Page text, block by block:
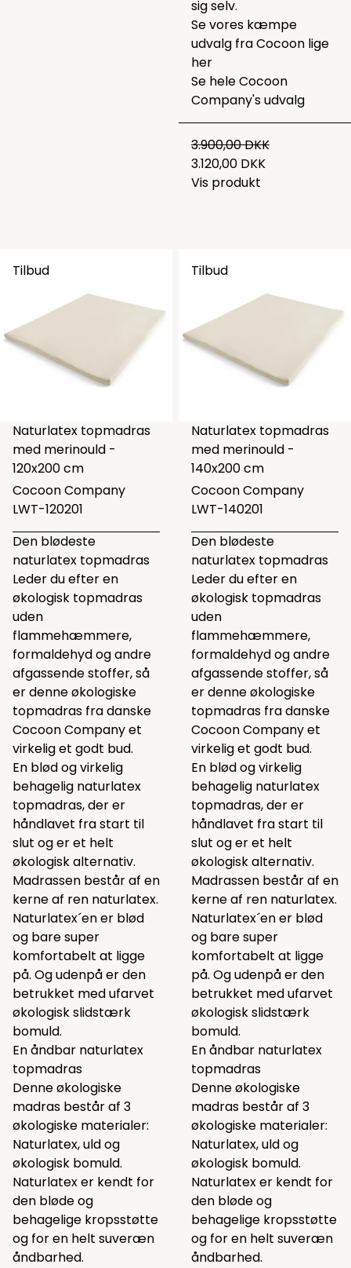
sig selv.
Se vores kæmpe
udvalg fra Cocoon lige
her
Se heleCocoon
Company's udvalg
3.900,00 DKK
3.120,00 DKK
Vis produkt
Tilbud
Naturlatex topmadras
med merinould -
120x200 cm
Cocoon Company
LWT-120201
Den blødeste
naturlatex topmadras
Leder du efter en
økologisk topmadras
uden
flammehæmmere,
formaldehyd og andre
afgassende stoffer, så
er denne økologiske
topmadras fra danske
Cocoon Company et
virkelig et godt bud.
En blød og virkelig
behagelig naturlatex
topmadras, der er
håndlavet fra start til
slut og er et helt
økologisk alternativ.
Madrassen består af en
kerne af ren naturlatex.
Naturlatex´en er blød
og bare super
komfortabelt at ligge
på. Og udenpå er den
betrukket med ufarvet
økologisk slidstærk
bomuld.
En åndbar naturlatex
topmadras
Denne økologiske
madras består af 3
økologiske materialer:
Naturlatex, uld og
økologisk bomuld.
Naturlatex er kendt for
den bløde og
behagelige kropsstøtte
og for en helt suveræn
åndbarhed.
Tilbud
Naturlatex topmadras
med merinould -
140x200 cm
Cocoon Company
LWT-140201
Den blødeste
naturlatex topmadras
Leder du efter en
økologisk topmadras
uden
flammehæmmere,
formaldehyd og andre
afgassende stoffer, så
er denne økologiske
topmadras fra danske
Cocoon Company et
virkelig et godt bud.
En blød og virkelig
behagelig naturlatex
topmadras, der er
håndlavet fra start til
slut og er et helt
økologisk alternativ.
Madrassen består af en
kerne af ren naturlatex.
Naturlatex´en er blød
og bare super
komfortabelt at ligge
på. Og udenpå er den
betrukket med ufarvet
økologisk slidstærk
bomuld.
En åndbar naturlatex
topmadras
Denne økologiske
madras består af 3
økologiske materialer:
Naturlatex, uld og
økologisk bomuld.
Naturlatex er kendt for
den bløde og
behagelige kropsstøtte
og for en helt suveræn
åndbarhed.